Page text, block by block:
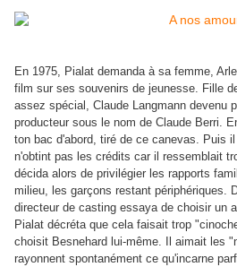
En 1975, Pialat demanda à sa femme,
film sur ses souvenirs de jeunesse. Fille
assez spécial, Claude Langmann devenu
producteur sous le nom de Claude Berri.
ton bac d'abord, tiré de ce canevas. Puis
n'obtint pas les crédits car il ressemblait
décida alors de privilégier les rapports
milieu, les garçons restant périphériques.
directeur de casting essaya de choisir un
Pialat décréta que cela faisait trop
choisit Besnehard lui-même. Il aimait les
rayonnent spontanément ce qu'incarne